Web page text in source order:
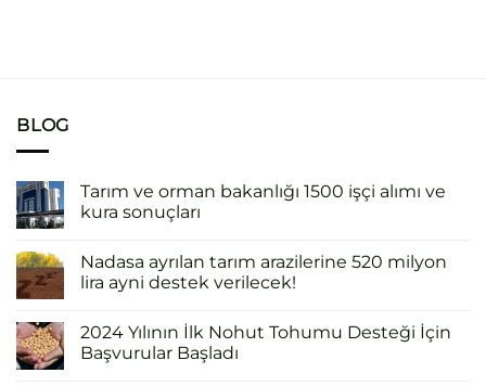
BLOG
Tarım ve orman bakanlığı 1500 işçi alımı ve
kura sonuçları
Nadasa ayrılan tarım arazilerine 520 milyon
lira ayni destek verilecek!
2024 Yılının İlk Nohut Tohumu Desteği İçin
Başvurular Başladı